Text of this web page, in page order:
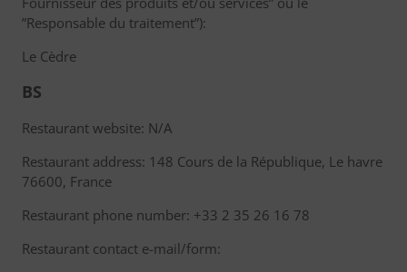
”Responsable du traitement”):
Le Cèdre
BS
Restaurant website: N/A
Restaurant address: 148 Cours de la République, Le havre
76600, France
Restaurant phone number: +33 2 35 26 16 78
Restaurant contact e-mail/form: